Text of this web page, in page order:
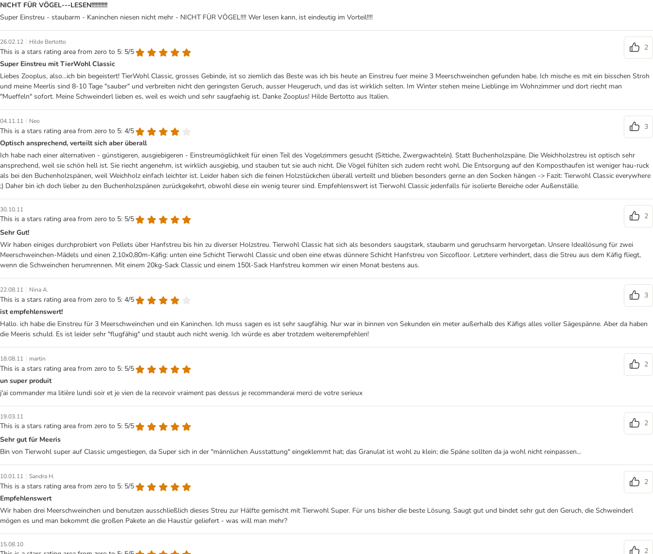
NICHT FÜR VÖGEL---LESEN!!!!!!!!!!!
Super Einstreu - staubarm - Kaninchen niesen nicht mehr - NICHT FÜR VÖGEL!!!! Wer lesen kann, ist eindeutig im Vorteil!!!!
26.02.12 | Hilde Bertotto
This is a stars rating area from zero to 5: 5/5
2
Super Einstreu mit TierWohl Classic
Liebes Zooplus, also...ich bin begeistert! TierWohl Classic, grosses Gebinde, ist so ziemlich das Beste was ich bis heute an Einstreu fuer meine 3 Meerschweinchen gefunden habe. Ich mische es mit ein bisschen Stroh
und meine Meerlis sind 8-10 Tage "sauber" und verbreiten nicht den geringsten Geruch, ausser Heugeruch, und das ist wirklich selten. Im Winter stehen meine Lieblinge im Wohnzimmer und dort riecht man
"Mueffeln" sofort. Meine Schweinderl lieben es, weil es weich und sehr saugfaehig ist. Danke Zooplus! Hilde Bertotto aus Italien.
04.11.11 | Neo
This is a stars rating area from zero to 5: 4/5
3
Optisch ansprechend, verteilt sich aber überall
Ich habe nach einer alternativen - günstigeren, ausgiebigeren - Einstreumöglichkeit für einen Teil des Vogelzimmers gesucht (Sittiche, Zwergwachteln). Statt Buchenholzspäne. Die Weichholzstreu ist optisch sehr
ansprechend, weil sie schön hell ist. Sie riecht angenehm, ist wirklich ausgiebig, und stauben tut sie auch nicht. Die Vögel fühlten sich zudem recht wohl. Die Entsorgung auf den Komposthaufen ist weniger hau-ruck
als bei den Buchenholzspänen, weil Weichholz einfach leichter ist. Leider haben sich die feinen Holzstückchen überall verteilt und blieben besonders gerne an den Socken hängen -> Fazit: Tierwohl Classic everywhere
;) Daher bin ich doch lieber zu den Buchenholzspänen zurückgekehrt, obwohl diese ein wenig teurer sind. Empfehlenswert ist Tierwohl Classic jedenfalls für isolierte Bereiche oder Außenställe.
30.10.11
This is a stars rating area from zero to 5: 5/5
2
Sehr Gut!
Wir haben einiges durchprobiert von Pellets über Hanfstreu bis hin zu diverser Holzstreu. Tierwohl Classic hat sich als besonders saugstark, staubarm und geruchsarm hervorgetan. Unsere Ideallösung für zwei
Meerschweinchen-Mädels und einen 2,10x0,80m-Käfig: unten eine Schicht Tierwohl Classic und oben eine etwas dünnere Schicht Hanfstreu von Siccofloor. Letztere verhindert, dass die Streu aus dem Käfig fliegt,
wenn die Schweinchen herumrennen. Mit einem 20kg-Sack Classic und einem 150l-Sack Hanfstreu kommen wir einen Monat bestens aus.
22.08.11 | Nina A.
This is a stars rating area from zero to 5: 4/5
3
ist empfehlenswert!
Hallo. ich habe die Einstreu für 3 Meerschweinchen und ein Kaninchen. Ich muss sagen es ist sehr saugfähig. Nur war in binnen von Sekunden ein meter außerhalb des Käfigs alles voller Sägespänne. Aber da haben
die Meeris schuld. Es ist leider sehr "flugfähig" und staubt auch nicht wenig. Ich würde es aber trotzdem weiterempfehlen!
18.08.11 | martin
This is a stars rating area from zero to 5: 5/5
2
un super produit
j'ai commander ma litière lundi soir et je vien de la recevoir vraiment pas dessus je recommanderai merci de votre serieux
19.03.11
This is a stars rating area from zero to 5: 5/5
2
Sehr gut für Meeris
Bin von Tierwohl super auf Classic umgestiegen, da Super sich in der "männlichen Ausstattung" eingeklemmt hat; das Granulat ist wohl zu klein; die Späne sollten da ja wohl nicht reinpassen...
10.01.11 | Sandra H.
This is a stars rating area from zero to 5: 5/5
2
Empfehlenswert
Wir haben drei Meerschweinchen und benutzen ausschließlich dieses Streu zur Hälfte gemischt mit Tierwohl Super. Für uns bisher die beste Lösung. Saugt gut und bindet sehr gut den Geruch, die Schweinderl
mögen es und man bekommt die großen Pakete an die Haustür geliefert - was will man mehr?
15.08.10
2